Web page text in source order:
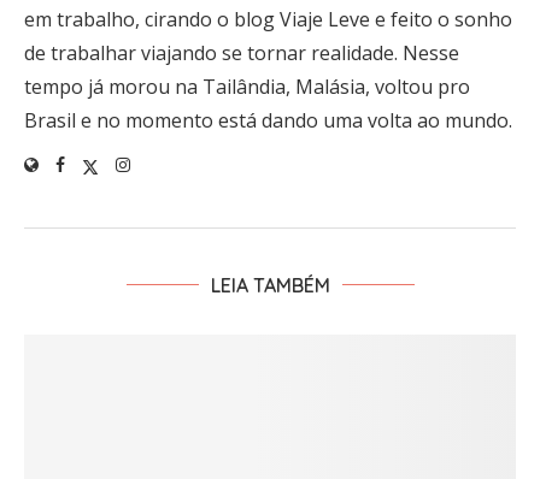
em trabalho, cirando o blog Viaje Leve e feito o sonho
de trabalhar viajando se tornar realidade. Nesse
tempo já morou na Tailândia, Malásia, voltou pro
Brasil e no momento está dando uma volta ao mundo.
LEIA TAMBÉM